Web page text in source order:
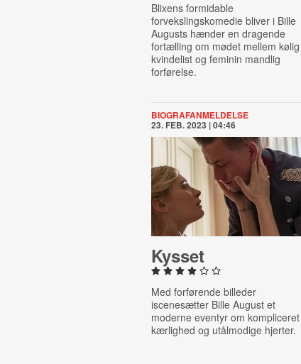
Blixens formidable
forvekslingskomedie bliver i Bille
Augusts hænder en dragende
fortælling om mødet mellem kølig
kvindelist og feminin mandlig
forførelse.
BIOGRAFANMELDELSE
23. FEB. 2023 | 04:46
Kysset
Med forførende billeder
iscenesætter Bille August et
moderne eventyr om kompliceret
kærlighed og utålmodige hjerter.